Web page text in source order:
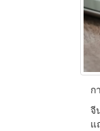
ก
จี
แ